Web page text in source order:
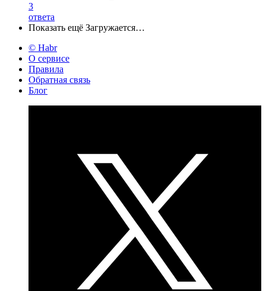
3
ответа
Показать ещё Загружается…
© Habr
О сервисе
Правила
Обратная связь
Блог